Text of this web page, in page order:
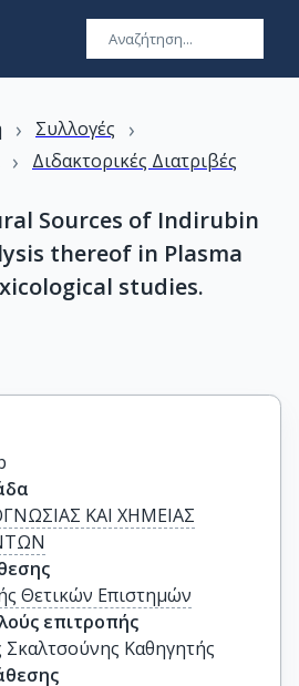
› Συλλογές ›
› Διδακτορικές Διατριβές
Sources of Indirubin
thereof in Plasma
studies.
ΚΑΙ ΧΗΜΕΙΑΣ
Θετικών Επιστημών
επιτροπής
Σκαλτσούνης Καθηγητής